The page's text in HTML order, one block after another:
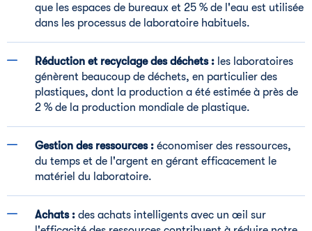
que les espaces de bureaux et 25 % de l'eau est utilisée
dans les processus de laboratoire habituels.
Réduction et recyclage des déchets : les laboratoires
génèrent beaucoup de déchets, en particulier des
plastiques, dont la production a été estimée à près de
2 % de la production mondiale de plastique.
Gestion des ressources : économiser des ressources,
du temps et de l'argent en gérant efficacement le
matériel du laboratoire.
Achats : des achats intelligents avec un œil sur